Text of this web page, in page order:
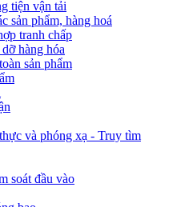
tiện vận tải
sản phẩm, hàng hoá
tranh chấp
hàng hóa
sản phẩm
và phóng xạ - Truy tìm
soát đầu vào